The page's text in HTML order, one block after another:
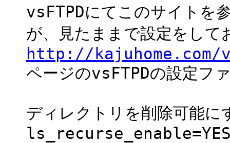
vsFTPDにてこのサイトを
が、見たままで設定をして
http://
ページのvsFTPDの設定フ
ディレクトリを削除可能に